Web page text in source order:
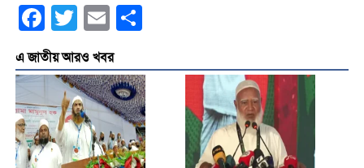
Facebook
Twitter Email
এ জাতীয় আরও খবর